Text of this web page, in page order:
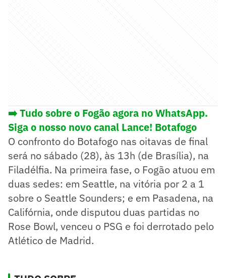
➡️ Tudo sobre o Fogão agora no WhatsApp.
Siga o nosso novo canal Lance! Botafogo
O confronto do Botafogo nas oitavas de final
será no sábado (28), às 13h (de Brasília), na
Filadélfia. Na primeira fase, o Fogão atuou em
duas sedes: em Seattle, na vitória por 2 a 1
sobre o Seattle Sounders; e em Pasadena, na
Califórnia, onde disputou duas partidas no
Rose Bowl, venceu o PSG e foi derrotado pelo
Atlético de Madrid.